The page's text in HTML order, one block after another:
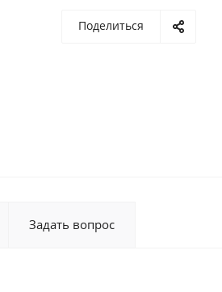
Поделиться
Задать вопрос